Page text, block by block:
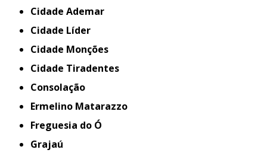
Cidade Ademar
Cidade Líder
Cidade Monções
Cidade Tiradentes
Consolação
Ermelino Matarazzo
Freguesia do Ó
Grajaú